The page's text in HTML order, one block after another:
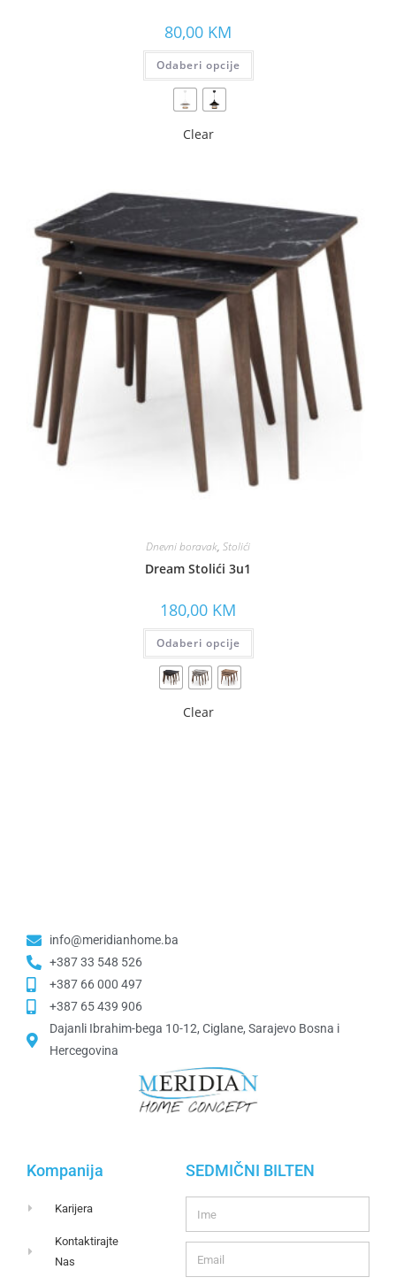
80,00 KM
Odaberi opcije
Clear
Dnevni boravak, Stolići
Dream Stolići 3u1
180,00 KM
Odaberi opcije
Clear
info@meridianhome.ba
+387 33 548 526
+387 66 000 497
+387 65 439 906
Dajanli Ibrahim-bega 10-12, Ciglane, Sarajevo Bosna i
Hercegovina​
Kompanija
Karijera
Kontaktirajte
Nas
SEDMIČNI BILTEN